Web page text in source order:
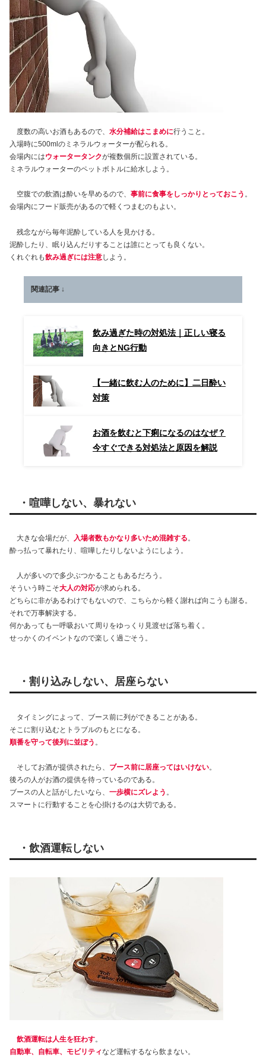
度数の高いお酒もあるので、 水分補給はこまめに行うこと。
入場時に500mlのミネラルウォーターが配られる。
会場内にはウォータータンクが複数個所に設置されている。
ミネラルウォーターのペットボトルに給水しよう。
空腹での飲酒は酔いを早めるので、 事前に食事をしっかりとっておこう 。
会場内にフード販売があるので軽くつまむのもよい。
残念ながら毎年泥酔している人を見かける。
泥酔したり、眠り込んだりすることは誰にとっても良くない。
くれぐれも飲み過ぎには注意しよう。
関連記事 ↓
飲み過ぎた時の対処法｜正しい寝る
向きとNG行動
【一緒に飲む人のために】二日酔い
対策
お酒を飲むと下痢になるのはなぜ？
今すぐできる対処法と原因を解説
・喧嘩しない、暴れない
大きな会場だが、 入場者数もかなり多いため混雑する。
酔っ払って暴れたり、喧嘩したりしないようにしよう。
人が多いので多少ぶつかることもあるだろう。
そういう時こそ大人の対応が求められる。
どちらに非があるわけでもないので、こちらから軽く謝れば向こうも謝る。
それで万事解決する。
何かあっても一呼吸おいて周りをゆっくり見渡せば落ち着く。
せっかくのイベントなので楽しく過ごそう。
・割り込みしない、居座らない
タイミングによって、ブース前に列ができることがある。
そこに割り込むとトラブルのもとになる。
順番を守って後列に並ぼう 。
そしてお酒が提供されたら、 ブース前に居座ってはいけない。
後ろの人がお酒の提供を待っているのである。
ブースの人と話がしたいなら、 一歩横にズレよう 。
スマートに行動することを心掛けるのは大切である。
・飲酒運転しない
飲酒運転は人生を狂わす。
自動車、自転車、モビリティなど運転するなら飲まない。